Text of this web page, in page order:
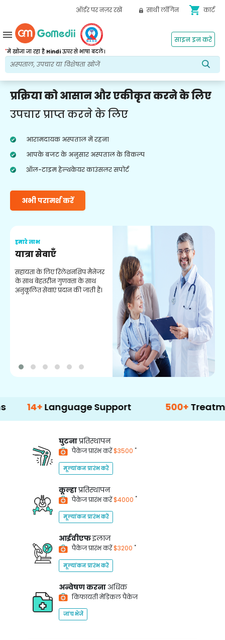
ऑर्डर पर नज़र रखें साथी लॉगिन shopping_cart कार्ट
*में खोजा जा रहा है Hindiऊपर से भाषा बदलें।
साइन इन करें
menu
प्रक्रिया को आसान और एकीकृत करने के लिए
उपचार प्राप्त करने के लिए
आरामदायक अस्पताल में रहना
आपके बजट के अनुसार अस्पताल के विकल्प
ऑल-टाइम हेल्थकेयर काउंसलर सपोर्ट
अभी परामर्श करें
हमारे लाभ
यात्रा सेवाएँ
सहायता के लिए रिलेशनशिप मैनेजर
के साथ बेहतरीन गुणवत्ता के साथ
अनुकूलित सेवाएं प्रदान की जाती हैं।
Language Support 500+ Treatment
घुटनाप्रतिस्थापन
पैकेज प्रारंभ करें$3500 *
मूल्यांकन प्रारंभ करें
कूल्हाप्रतिस्थापन
पैकेज प्रारंभ करें$4000 *
मूल्यांकन प्रारंभ करें
आईवीएफइलाज
पैकेज प्रारंभ करें$3200 *
मूल्यांकन प्रारंभ करें
अन्वेषण करना अधिक
किफायती मेडिकल पैकेज
जांच भेजें